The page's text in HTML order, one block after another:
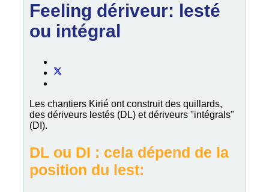
Feeling dériveur: lesté
ou intégral
Les chantiers Kirié ont construit des quillards,
des dériveurs lestés (DL) et dériveurs "intégrals"
(DI).
DL ou DI : cela dépend de la
position du lest: